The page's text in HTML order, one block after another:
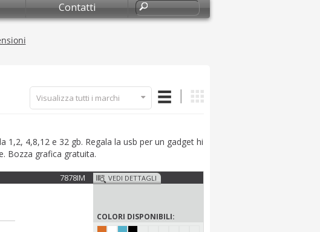
Contatti
Visualizza tutti i marchi
1,2, 4,8,12 e 32 gb. Regala la usb per un gadget hi
Bozza grafica gratuita.
7878IM VEDI DETTAGLI
COLORI DISPONIBILI: